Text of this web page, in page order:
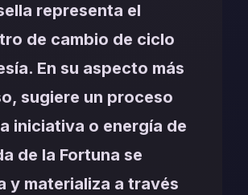
representa el
de cambio de ciclo
En su aspecto más
sugiere un proceso
iniciativa o energía de
de la Fortuna se
y materializa a través